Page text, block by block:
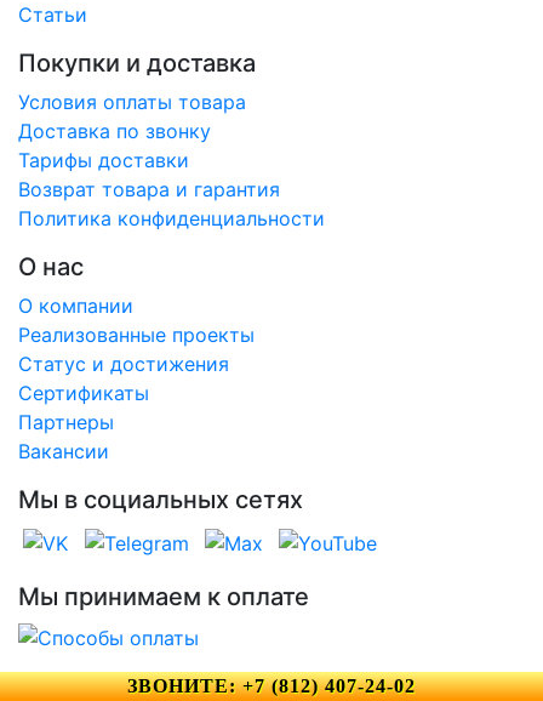
Статьи
Покупки и доставка
Условия оплаты товара
Доставка по звонку
Тарифы доставки
Возврат товара и гарантия
Политика конфиденциальности
О нас
О компании
Реализованные проекты
Статус и достижения
Сертификаты
Партнеры
Вакансии
Мы в социальных сетях
Мы принимаем к оплате
ЗВОНИТЕ: +7 (812) 407-24-02